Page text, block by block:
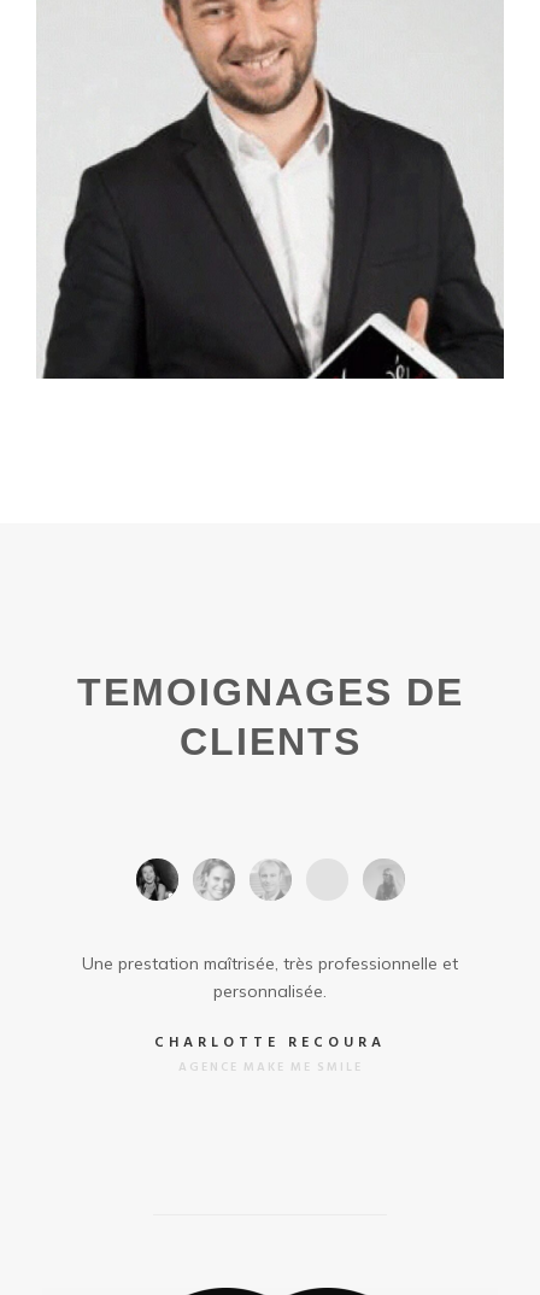
TEMOIGNAGES DE
CLIENTS
Une prestation maîtrisée, très professionnelle et
personnalisée.
CHARLOTTE RECOURA
AGENCE MAKE ME SMILE